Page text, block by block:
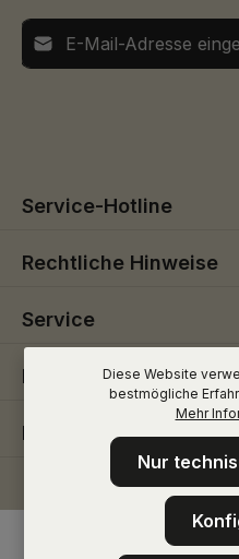
E-Mail-Adresse*
Service-Hotline
Rechtliche Hinweise
Service
Informationen
Folge uns
Diese Website
bestmögliche
Mehr
Nur